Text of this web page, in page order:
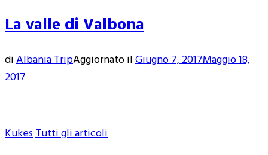
La valle di Valbona
diAlbania TripAggiornato ilGiugno 7, 2017Maggio 18,
2017
KukesTutti gli articoli